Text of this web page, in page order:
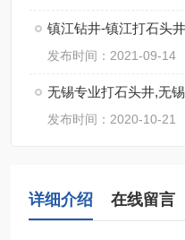
镇江钻井-镇江打石头
发布时间：2021-09-14
无锡专业打石头井,无
发布时间：2020-10-21
详细介绍 在线留言